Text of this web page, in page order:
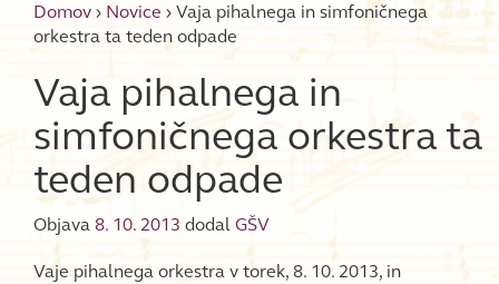
Domov › Novice › Vaja pihalnega in simfoničnega
orkestra ta teden odpade
Vaja pihalnega in
simfoničnega orkestra ta
teden odpade
Objava 8. 10. 2013 dodal GŠV
Vaje pihalnega orkestra v torek, 8. 10. 2013, in